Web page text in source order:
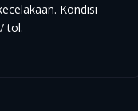
Kondisi
tol.